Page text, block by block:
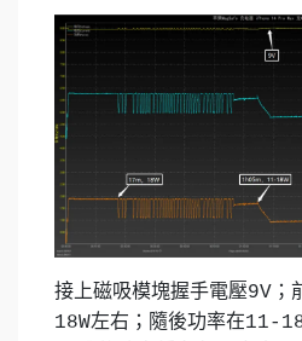
接上磁吸模塊握手電壓9V；
18W左右；隨後功率在11-